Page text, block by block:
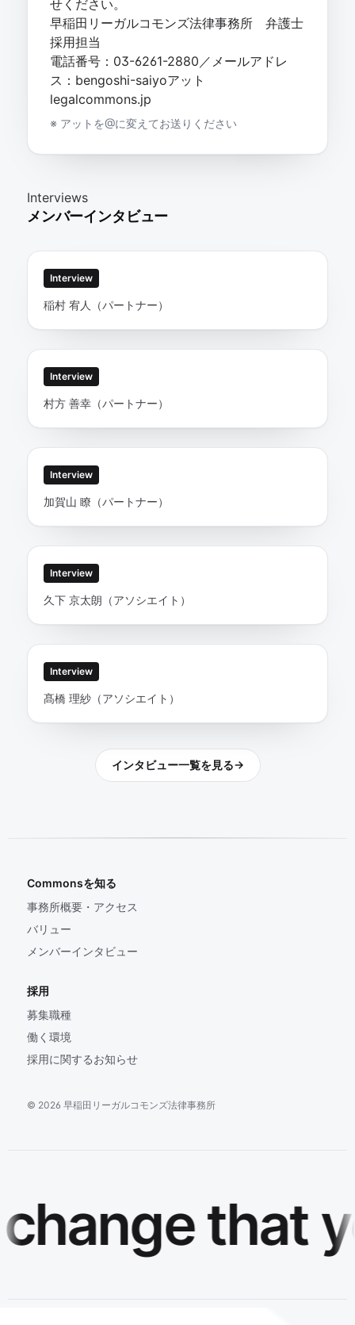
せください。
早稲田リーガルコモンズ法律事務所 弁護士
採用担当
電話番号：03-6261-2880／メールアドレ
ス：bengoshi-saiyoアット
legalcommons.jp
※ アットを@に変えてお送りください
Interviews
メンバーインタビュー
Interview
稲村 宥人（パートナー）
Interview
村方 善幸（パートナー）
Interview
加賀山 瞭（パートナー）
Interview
久下 京太朗（アソシエイト）
Interview
髙橋 理紗（アソシエイト）
インタビュー一覧を見る→
Commonsを知る
事務所概要・アクセス
バリュー
メンバーインタビュー
採用
募集職種
働く環境
採用に関するお知らせ
© 2026 早稲田リーガルコモンズ法律事務所
that